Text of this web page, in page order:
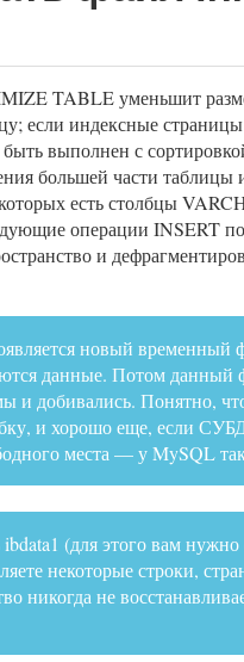
TABLE уменьшит
если индексные
выполнен с
большей части таблицы
есть столбцы
операции INSERT
и
новый временный
данные. Потом данный
и добивались. Понятно,
и хорошо еще, если
места — у MySQL
(для этого вам нужно
некоторые строки,
никогда не